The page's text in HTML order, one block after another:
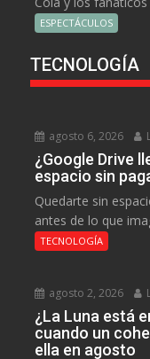
ESPECTÁCULOS
TECNOLOGÍA
agosto 6, 2026
¿Google Drive
espacio sin
Quedarte sin
antes de lo que
TECNOLOGÍA
agosto 2, 2026
¿La Luna está
cuando un
ella en agosto